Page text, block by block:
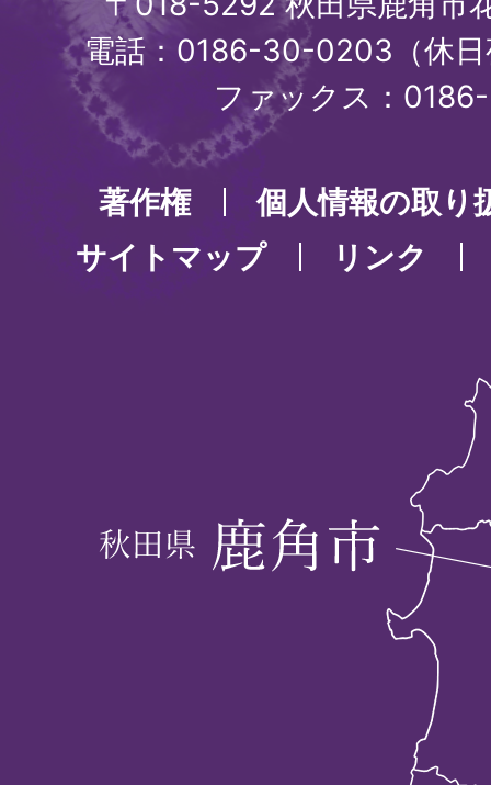
電話：0186-30-0203（休
ファックス：
著作権
個人情報の取り
サイトマップ
リンク